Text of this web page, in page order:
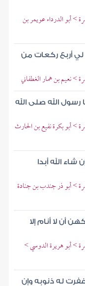
> أبو الدرداء عويمر بن
لي أربع ركعات من
> نعيم بن همار الغطفاني
الله صلى الله
> أبو بكرة نفيع بن الحارث
الله أبدا
> أبو ذر جندب بن جنادة
أن لا أنام إلا
> أبو هريرة الدوسي >
له ذنوبه وإن